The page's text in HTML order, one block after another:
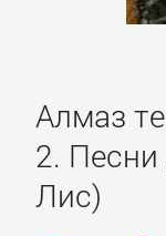
Алмаз
2.
Лис)